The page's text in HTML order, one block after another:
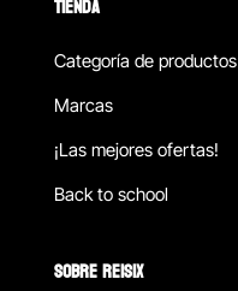
Categoría de productos
Marcas
¡Las mejores ofertas!
Back to school
SOBRE REISIX